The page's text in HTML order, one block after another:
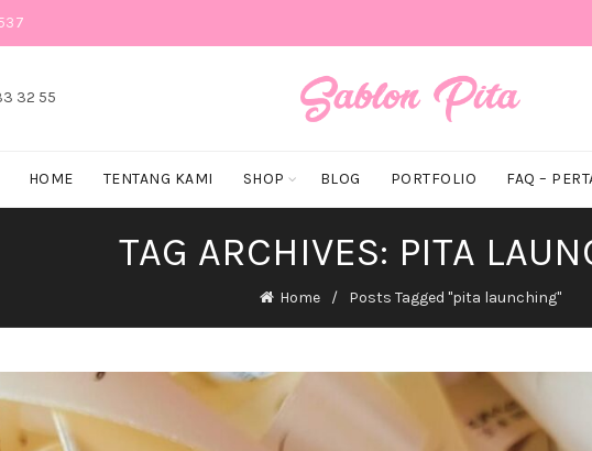
32 55
HOME TENTANG KAMI SHOP BLOG PORTFOLIO FAQ –
TAG ARCHIVES: PITA
Home Posts Tagged "pita launching"